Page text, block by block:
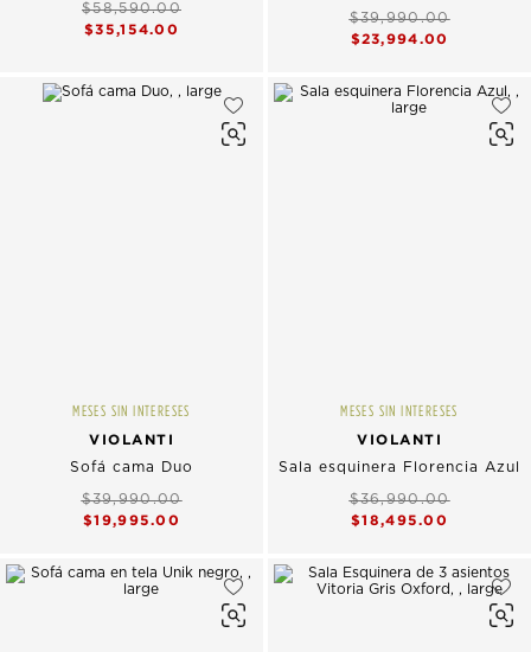
$58,590.00
$35,154.00
$39,990.00
$23,994.00
MESES SIN INTERESES
VIOLANTI
Sofá cama Duo
$39,990.00
$19,995.00
MESES SIN INTERESES
VIOLANTI
Sala esquinera Florencia Azul
$36,990.00
$18,495.00